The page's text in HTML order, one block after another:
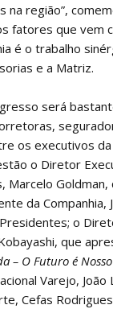
na região”,
fatores que vem
é o trabalho
e a Matriz.
será
os executivos
o Diretor
Marcelo Goldman,
da Companhia,
o
que
– O Futuro é Nosso
Varejo, João
Cefas